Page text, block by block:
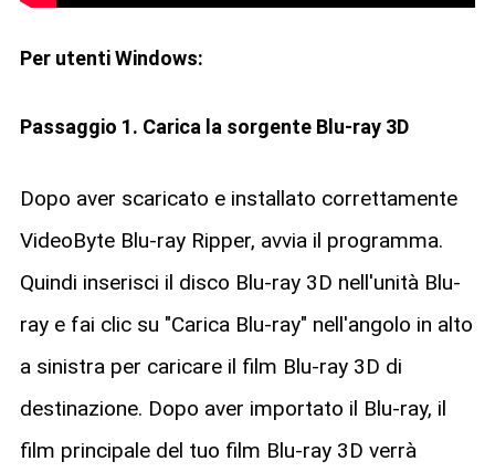
Per utenti Windows:
Passaggio 1. Carica la sorgente Blu-ray 3D
Dopo aver scaricato e installato correttamente
VideoByte Blu-ray Ripper, avvia il programma.
Quindi inserisci il disco Blu-ray 3D nell'unità Blu-
ray e fai clic su "Carica Blu-ray" nell'angolo in alto
a sinistra per caricare il film Blu-ray 3D di
destinazione. Dopo aver importato il Blu-ray, il
film principale del tuo film Blu-ray 3D verrà